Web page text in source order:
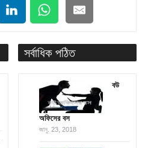
সর্বাধিক পঠিত
বউ
অফিসের বস
জানু. 23, 2018